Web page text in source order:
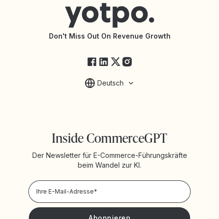
API-Dokumentation
Yotpo-ServicestatusDon't Miss Out On Revenue Growth
Deutsch
Inside CommerceGPT
Der Newsletter für E-Commerce-Führungskräfte
beim Wandel zur KI.